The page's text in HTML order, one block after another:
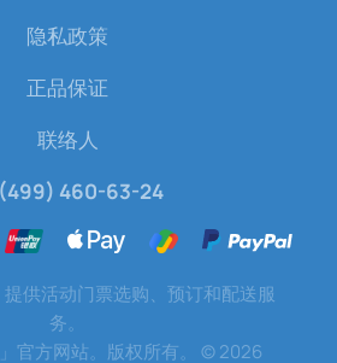
隐私政策
正品保证
联络人
460-63-24
供活动门票选购、预订和配送服
务。
官方网站。版权所有。
©2026